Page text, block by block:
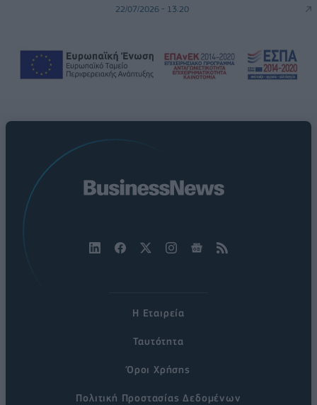
22/07/2026 - 13:20
Η Εταιρεία
Ταυτότητα
Όροι Χρήσης
Πολιτική Προστασίας Δεδομένων